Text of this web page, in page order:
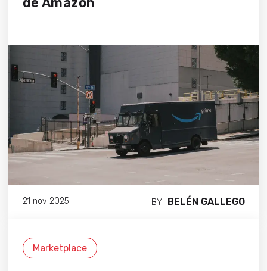
21 nov 2025 BY BELÉN GALLEGO
Marketplace